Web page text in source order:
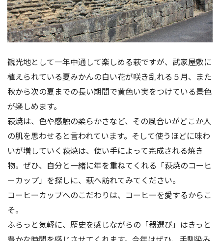
観光地として一年中通して楽しめる萩ですが、武家屋敷に
植えられている夏みかんの白い花が咲き乱れる５月、また
秋から次の夏までの長い期間で黄色い実をつけている景色
が楽しめます。
萩焼は、色や感触の柔らかさなど、その風合いがどこか人
の肌を思わせると言われています。そして使うほどに味わ
いが増していく萩焼は、使い手によって完成される焼き
物。ぜひ、自分と一緒に年を重ねてくれる「萩焼のコーヒ
ーカップ」を探しに、萩へ訪れてみてください。
コーヒーカップへのこだわりは、コーヒーを愛するからこ
そ。
ふらっと気軽に、歴史を感じながらの「器選び」はきっと